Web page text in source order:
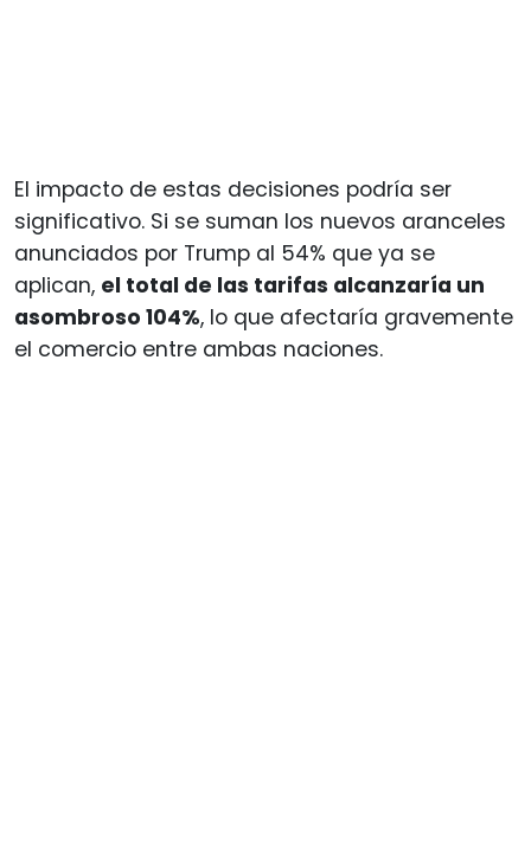
El impacto de estas decisiones podría ser
significativo. Si se suman los nuevos aranceles
anunciados por Trump al 54% que ya se
aplican, el total de las tarifas alcanzaría un
asombroso 104%, lo que afectaría gravemente
el comercio entre ambas naciones.